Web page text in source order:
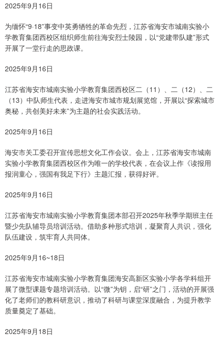
2025年9月16日
为缅怀“9·18”事变中英勇牺牲的革命先烈，江苏省海安市城南实验小
学教育集团西校区组织师生前往海安烈士陵园，以“党建带队建”形式
开展了一堂行走的思政课。
2025年9月16日
江苏省海安市城南实验小学教育集团西校区二（11）、二（12）、二
（13）中队师生代表，走进海安市城市规划展览馆，开展以“探索城市
奥秘，共创美好未来”为主题的社会实践活动。
2025年9月16日
海安市关工委召开宣传思想文化工作会议。会上，江苏省海安市城南
实验小学教育集团西校区作为唯一的学校代表，在会议上作《读报用
报润童心，强国有我足下行》主题汇报，获得好评。
2025年9月16日
江苏省海安市城南实验小学教育集团本部召开2025年秋季学期班主任
暨少先队辅导员培训活动。借助多种形式培训，凝聚育人共识，强化
队伍建设，筑牢育人共同体。
2025年9月16~18日
江苏省海安市城南实验小学教育集团海安高新区实验小学各学科组开
展了微型课题专题培训活动。以“微”为钥，启“研”之门，活动的开展强
化了老师们的教科研意识，推动了科研与课堂深度融合，为提升教学
质量奠定了基础。
2025年9月18日